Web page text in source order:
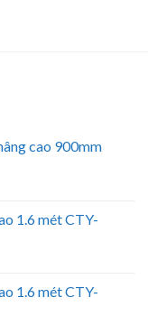
cao 900mm
1.6 mét CTY-
1.6 mét CTY-